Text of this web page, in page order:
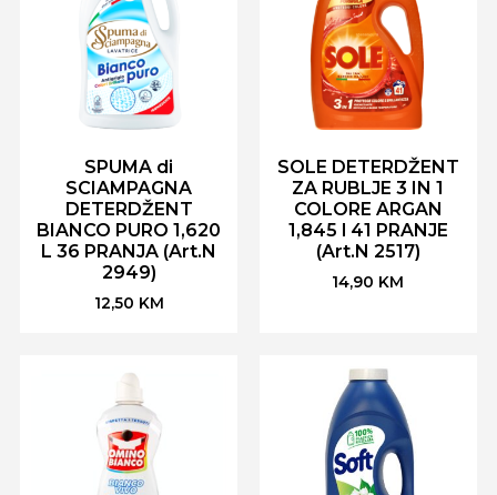
SPUMA di
SCIAMPAGNA
DETERDŽENT
BIANCO PURO 1,620
L 36 PRANJA (Art.N
2949)
12,50 KM
SOLE DETERDŽENT
ZA RUBLJE 3 IN 1
COLORE ARGAN
1,845 l 41 PRANJE
(Art.N 2517)
14,90 KM